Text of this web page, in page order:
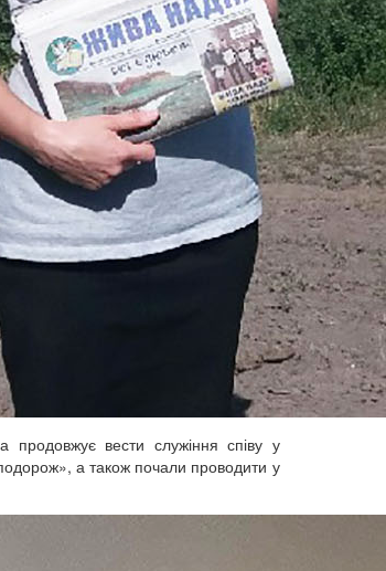
вести служіння співу у
а також почали проводити у